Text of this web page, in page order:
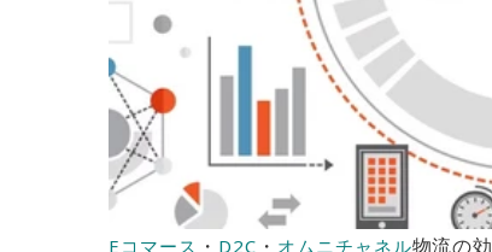
Eコマース ・ D2C ・ オムニチャネル物流の